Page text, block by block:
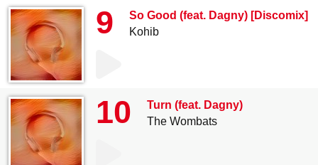
9
So Good (feat. Dagny) [Discomix]
Kohib
10
Turn (feat. Dagny)
The Wombats